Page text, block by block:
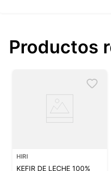
Productos
HIRI
KEFIR DE LECHE 100%